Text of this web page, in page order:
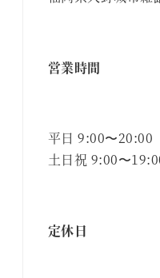
営業時間
平日 9:00〜20:00
土日祝 9:00〜
定休日